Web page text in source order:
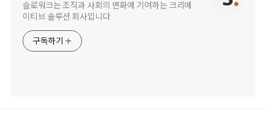
슬로워크는 조직과 사회의 변화에 기여하는 크리에
이티브 솔루션 회사입니다
구독하기